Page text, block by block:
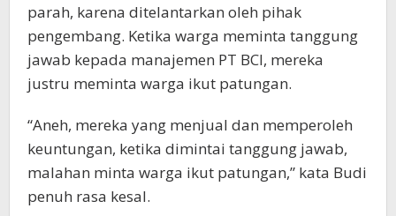
parah, karena ditelantarkan oleh pihak
pengembang. Ketika warga meminta tanggung
jawab kepada manajemen PT BCI, mereka
justru meminta warga ikut patungan.
“Aneh, mereka yang menjual dan memperoleh
keuntungan, ketika dimintai tanggung jawab,
malahan minta warga ikut patungan,” kata Budi
penuh rasa kesal.